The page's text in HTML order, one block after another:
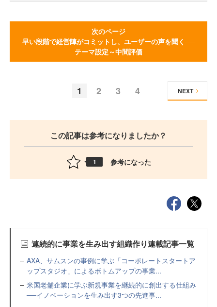
次のページ
早い段階で経営陣がコミットし、ユーザーの声を聞く──
テーマ設定～中間評価
1 2 3 4 NEXT
この記事は参考になりましたか？
1 参考になった
連続的に事業を生み出す組織作り連載記事一覧
AXA、サムスンの事例に学ぶ「コーポレートスタートア
ップスタジオ」によるボトムアップの事業...
米国老舗企業に学ぶ新規事業を継続的に創出する仕組み
──イノベーションを生み出す3つの先進事...